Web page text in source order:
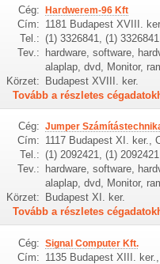
Cég: Hardwerem-96 Kft
Cím: 1181 Budapest XVIII.
Tel.: (1) 3326841, (1) 3326841
Tev.:
hardware, software,
alaplap, dvd, Monitor,
Körzet:
Budapest XVIII. ker.
Tovább a részletes
Cég: Jumper
Cím: 1117 Budapest XI. ker.,
Tel.: (1) 2092421, (1) 2092421
Tev.:
hardware, software,
alaplap, dvd, Monitor,
Körzet:
Budapest XI. ker.
Tovább a részletes
Cég: Signal Computer Kft.
Cím: 1135 Budapest XIII. ker.,